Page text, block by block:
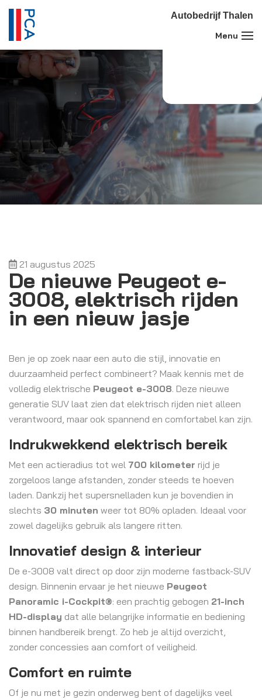
Autobedrijf Thalen
21 augustus 2025
De nieuwe Peugeot e-
3008, elektrisch rijden
in een nieuw jasje
Ben je op zoek naar een auto die stijl, innovatie en
duurzaamheid perfect combineert? Maak kennis met de
volledig elektrische Peugeot e-3008. Deze nieuwe
generatie SUV laat zien dat elektrisch rijden niet alleen
verantwoord, maar ook spannend en comfortabel kan zijn.
Indrukwekkend elektrisch bereik
Met een actieradius tot wel 700 kilometer rijd je
zorgeloos lange afstanden, zonder steeds te hoeven
laden. Dankzij het supersnelladen kun je bovendien in
slechts 30 minuten weer tot 80% opladen. Ideaal voor
zowel dagelijks gebruik als langere ritten.
Innovatief design & interieur
De e-3008 valt direct op door zijn moderne fastback-SUV
design. Binnenin ervaar je het nieuwe Peugeot
Panoramic i-Cockpit®: een prachtig gebogen 21-inch
HD-display dat alle belangrijke informatie en bediening
binnen handbereik brengt. Zo heb je altijd overzicht,
zonder concessies aan comfort of veiligheid.
Comfort en ruimte
Of je nu met je gezin onderweg bent of dagelijks veel